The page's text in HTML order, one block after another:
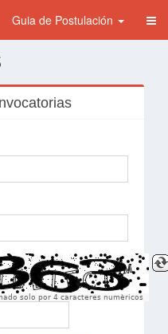
Guia de Postulación
solo por 4 caracteres numèricos